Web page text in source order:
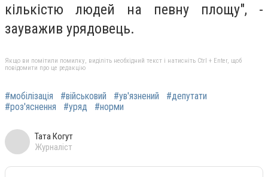
кількістю людей на певну площу", -
зауважив урядовець.
Якщо ви помітили помилку, виділіть необхідний текст і натисніть Ctrl + Enter, щоб
повідомити про це редакцію
#мобілізація #військовий #ув'язнений
#депутати
#роз'яснення
#уряд #норми
Тата Когут
Журналіст